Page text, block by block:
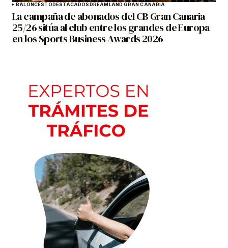
BALONCESTODESTACADOSDREAMLAND GRAN CANARIA
La campaña de abonados del CB Gran Canaria
25/26 sitúa al club entre los grandes de Europa
en los Sports Business Awards 2026